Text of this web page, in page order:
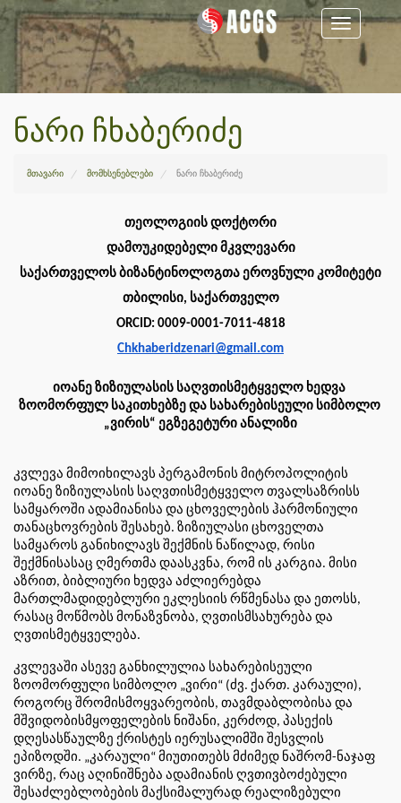
Toggle
navigation
ნარი ჩხაბერიძე
მთავარი მომხსენებლები ნარი ჩხაბერიძე
თეოლოგიის დოქტორი
დამოუკიდებელი მკვლევარი
საქართველოს ბიზანტინოლოგთა ეროვნული კომიტეტი
თბილისი, საქართველო
ORCID: 0009-0001-7011-4818
Chkhaberidzenari@gmail.com
იოანე ზიზიულასის საღვთისმეტყველო ხედვა
ზოომორფულ საკითხებზე და სახარებისეული სიმბოლო
„ვირის“ ეგზეგეტური ანალიზი
კვლევა მიმოიხილავს პერგამონის მიტროპოლიტის
იოანე ზიზიულასის საღვთისმეტყველო თვალსაზრისს
სამყაროში ადამიანისა და ცხოველების ჰარმონიული
თანაცხოვრების შესახებ. ზიზიულასი ცხოველთა
სამყაროს განიხილავს შექმნის ნაწილად, რისი
შექმნისასაც ღმერთმა დაასკვნა, რომ ის კარგია. მისი
აზრით, ბიბლიური ხედვა აძლიერებდა
მართლმადიდებლური ეკლესიის რწმენასა და ეთოსს,
რასაც მოწმობს მონაზვნობა, ღვთისმსახურება და
ღვთისმეტყველება.
კვლევაში ასევე განხილულია სახარებისეული
ზოომორფული სიმბოლო „ვირი“ (ძვ. ქართ. კარაული),
როგორც შრომისმოყვარეობის, თავმდაბლობისა და
მშვიდობისმყოფელების ნიშანი, კერძოდ, პასექის
დღესასწაულზე ქრისტეს იერუსალიმში შესვლის
ეპიზოდში. „კარაული“ მიუთითებს მძიმედ ნაშრომ-ნაჯაფ
ვირზე, რაც აღინიშნება ადამიანის ღვთივბოძებული
შესაძლებლობების მაქსიმალურად რეალიზებული